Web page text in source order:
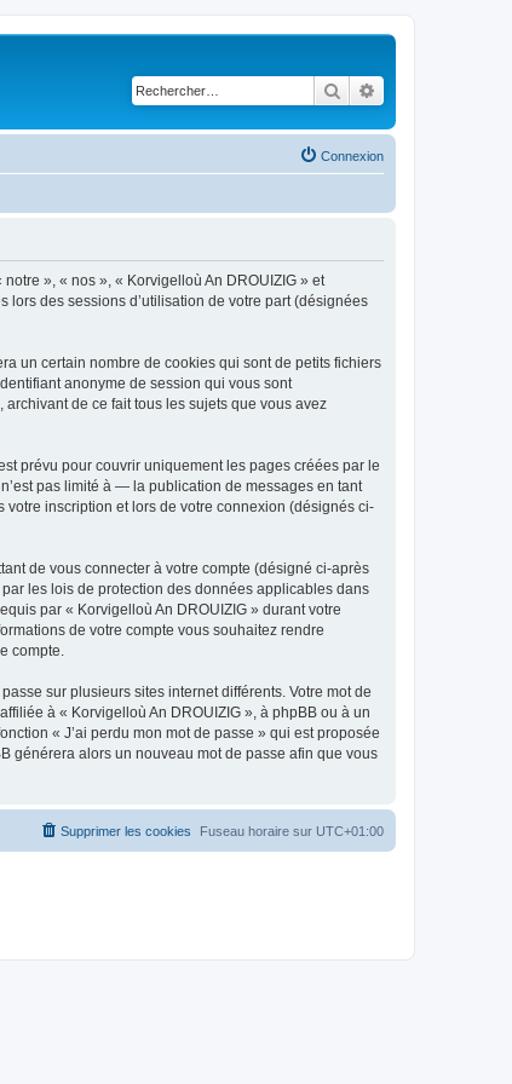
Rechercher
Connexion
», « nos », « Korvigelloù An DROUIZIG » et
des sessions d’utilisation de votre part (désignées
un certain nombre de cookies qui sont de petits fichiers
anonyme de session qui vous sont
de ce fait tous les sujets que vous avez
prévu pour couvrir uniquement les pages créées par le
pas limité à — la publication de messages en tant
votre inscription et lors de votre connexion (désignés ci-
de vous connecter à votre compte (désigné ci-après
les lois de protection des données applicables dans
par « Korvigelloù An DROUIZIG » durant votre
de votre compte vous souhaitez rendre
compte.
sur plusieurs sites internet différents. Votre mot de
à « Korvigelloù An DROUIZIG », à phpBB ou à un
« J’ai perdu mon mot de passe » qui est proposée
générera alors un nouveau mot de passe afin que vous
Fuseau horaire sur UTC+01:00
Supprimer les cookies